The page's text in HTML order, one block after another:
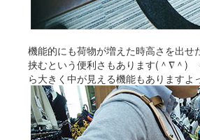
機能的にも荷物が増えた時高さを出せ
挟むという便利さもあります(＾∇＾)
ら大きく中が見える機能もありますよ